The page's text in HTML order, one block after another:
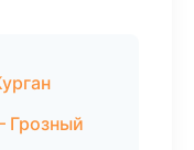
Грозный